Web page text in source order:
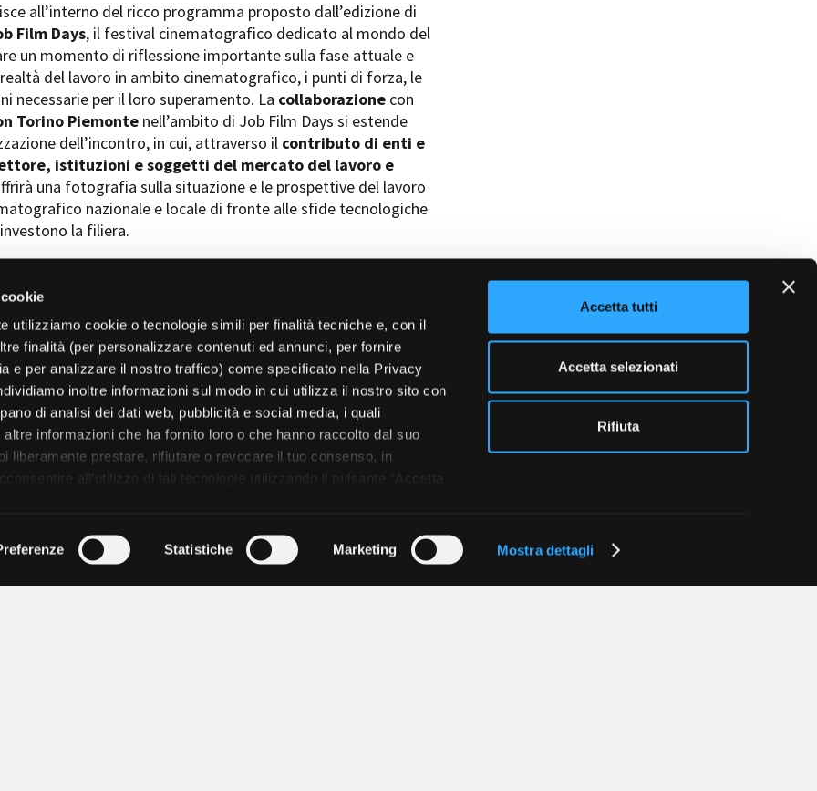
utilizziamo cookie o tecnologie simili per finalità tecniche e, con il
finalità (per personalizzare contenuti ed annunci, per fornire
e per analizzare il nostro traffico) come specificato nella Privacy
inoltre informazioni sul modo in cui utilizza il nostro sito con
di analisi dei dati web, pubblicità e social media, i quali
informazioni che ha fornito loro o che hanno raccolto dal suo
liberamente prestare, rifiutare o revocare il tuo consenso, in
all’utilizzo di tali tecnologie utilizzando il pulsante “Accetta
Statistiche Marketing Mostra dettagli
Accetta tutti
Accetta selezionati
Rifiuta
all’interno del ricco programma proposto dall’edizione di
Film Days, il festival cinematografico dedicato al mondo del
un momento di riflessione importante sulla fase attuale e
del lavoro in ambito cinematografico, i punti di forza, le
necessarie per il loro superamento. La collaborazionecon
Torino Piemontenell’ambito di Job Film Days si estende
dell’incontro, in cui, attraverso il contributo di enti e
istituzioni e soggetti del mercato del lavoro e
una fotografia sulla situazione e le prospettive del lavoro
nazionale e locale di fronte alle sfide tecnologiche
la filiera.
Film Commission Torino Piemonte
Via Cagliari 42, 10153 Torino - Italy
Bandi e gare Contatti Privacy Cookie policy Whistleblowing Credits